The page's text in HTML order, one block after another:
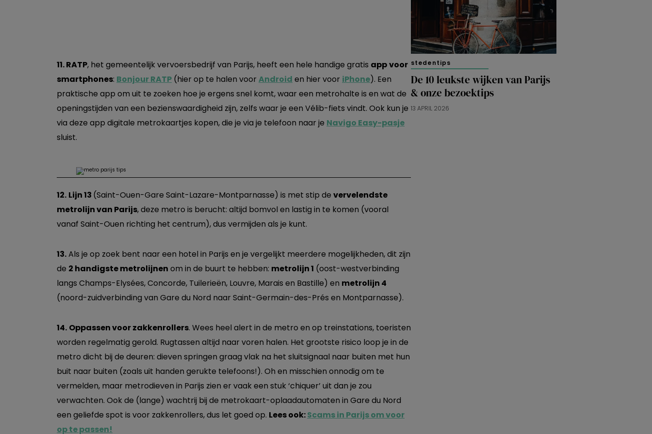
11. RATP, het gemeentelijk vervoersbedrijf van Parijs, heeft een hele handige gratis appvoor
smartphones: Bonjour RATP (hier op te halen voor Android en hier voor iPhone). Een
praktische app om uit te zoeken hoe je ergens snel komt, waar een metrohalte is en wat de
openingstijden van een bezienswaardigheid zijn, zelfs waar je een Vélib-fiets vindt. Ook kun je
via deze app digitale metrokaartjes kopen, die je via je telefoon naar je Navigo Easy-pasje
sluist.
12. Lijn 13 (Saint-Ouen-Gare Saint-Lazare-Montparnasse) is met stip de vervelendste
metrolijn van Parijs, deze metro is berucht: altijd bomvol en lastig in te komen (vooral
vanaf Saint-Ouen richting het centrum), dus vermijden als je kunt.
13.Als je op zoek bent naar een hotel in Parijs en je vergelijkt meerdere mogelijkheden, dit zijn
de 2 handigste metrolijnen om in de buurt te hebben: metrolijn 1 (oost-westverbinding
langs Champs-Elysées, Concorde, Tuilerieën, Louvre, Marais en Bastille) en metrolijn 4
(noord-zuidverbinding van Gare du Nord naar Saint-Germain-des-Prés en Montparnasse).
14. Oppassen voor zakkenrollers. Wees heel alert in de metro en op treinstations, toeristen
worden regelmatig gerold. Rugtassen altijd naar voren halen. Het grootste risico loop je in de
metro dicht bij de deuren: dieven springen graag vlak na het sluitsignaal naar buiten met hun
buit naar buiten (zoals uit handen gerukte telefoons!). Oh en misschien onnodig om te
vermelden, maar metrodieven in Parijs zien er vaak een stuk ‘chiquer’ uit dan je zou
verwachten. Ook de (lange) wachtrij bij de metrokaart-oplaadautomaten in Gare du Nord
een geliefde spot is voor zakkenrollers, dus let goed op. Lees ook:Scams in Parijs om voor
op te passen!
stedentips
De 10 leukste wijken van Parijs
& onze bezoektips
13 APRIL 2026